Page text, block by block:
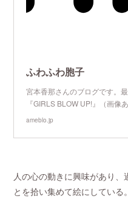
ふわふわ胞子
宮本香那さんのブログです。
『GIRLS BLOW UP!』（画像
ameblo.jp
人の心の動きに興味があり
とを拾い集めて絵にしている。